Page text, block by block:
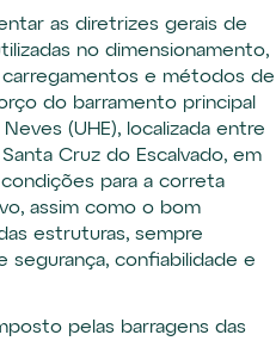
as diretrizes gerais de
no dimensionamento,
e métodos de
do barramento principal
(UHE), localizada entre
Cruz do Escalvado, em
condições para a correta
assim como o bom
estruturas, sempre
segurança, confiabilidade e
pelas barragens das